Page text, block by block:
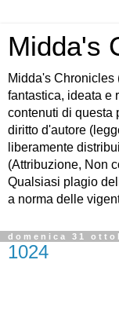
Midda's
Midda's Chronicles
fantastica, ideata e
contenuti di questa
diritto d'autore
liberamente
(Attribuzione, Non
Qualsiasi plagio
a norma delle
domenica 31
1024